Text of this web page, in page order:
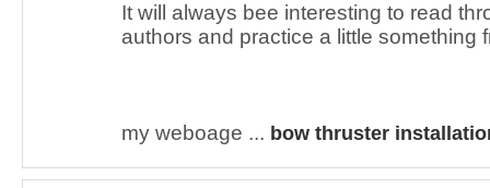
It will always bee interesting to read
authors and practice a little something
my weboage ... bow thruster